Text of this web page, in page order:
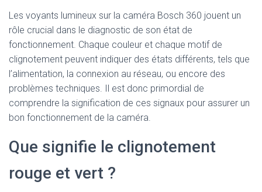
Les voyants lumineux sur la caméra Bosch 360 jouent un
rôle crucial dans le diagnostic de son état de
fonctionnement. Chaque couleur et chaque motif de
clignotement peuvent indiquer des états différents, tels que
l’alimentation, la connexion au réseau, ou encore des
problèmes techniques. Il est donc primordial de
comprendre la signification de ces signaux pour assurer un
bon fonctionnement de la caméra.
Que signifie le clignotement
rouge et vert ?